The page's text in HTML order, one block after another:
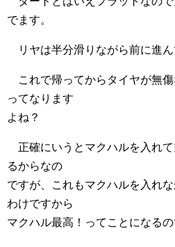
でます。
リヤは半分滑りながら前に進ん
これで帰ってからタイヤが無傷
ってなります
よね？
正確にいうとマクハルを入れ
るからなの
ですが、これもマクハルを入れ
わけですから
マクハル最高！ってことになるの